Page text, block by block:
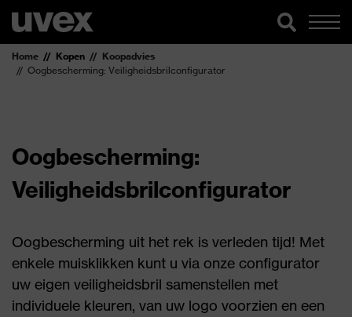
Home Kopen
Koopadvies
Oogbescherming: Veiligheidsbrilconfigurator
Oogbescherming:
Veiligheidsbrilconfigurator
Oogbescherming uit het rek is verleden tijd! Met
enkele muisklikken kunt u via onze configurator
uw eigen veiligheidsbril samenstellen met
individuele kleuren, van uw logo voorzien en een